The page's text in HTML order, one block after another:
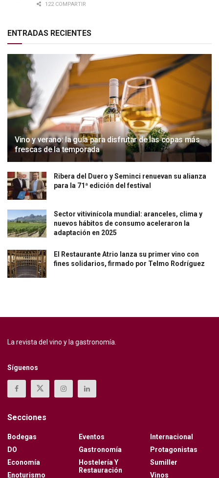
122 COMPARTIR
ENTRADAS RECIENTES
Vino y verano: la guía para disfrutar de las copas más
frescas de la temporada
Ribera del Duero y Seminci renuevan su alianza
para la 71ª edición del festival
Sector vitivinícola mundial: aranceles, clima y
nuevos hábitos de consumo aceleraron la
adaptación en 2025
El Restaurante Atrio lanza su primer vino con
fines solidarios, firmado por Telmo Rodríguez
La revista del vino y la gastronomía.
Síguenos
Secciones
Bodegas
DO
Economía
Enoturismo
Eventos
Gastronomía
Hostelería Y
Restauración
Internacional
Protagonistas
Sumiller
Vinos